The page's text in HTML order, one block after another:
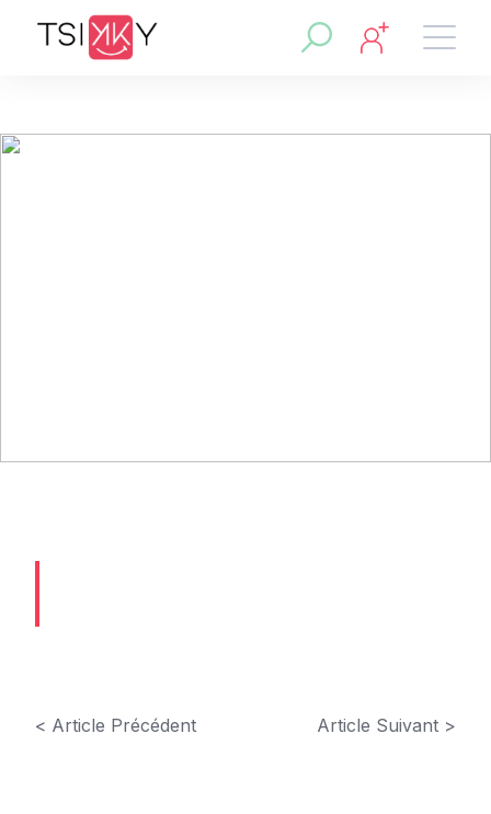
Région :Magnanville
< Article Précédent Article Suivant >